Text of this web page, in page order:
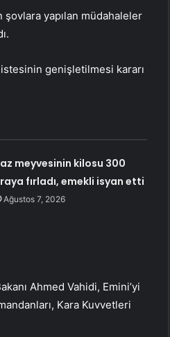
şovlara yapılan müdahaleler
genişletilmesi kararı
meyvesinin kilosu 300
fırladı, emekli isyan etti
Ağustos 7, 2026
Ahmed Vahidi, Emini’yi
Kara Kuvvetleri